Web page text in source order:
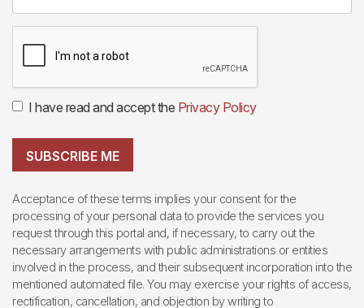
I have read and accept the Privacy Policy
SUBSCRIBE ME
Acceptance of these terms implies your consent for the
processing of your personal data to provide the services you
request through this portal and, if necessary, to carry out the
necessary arrangements with public administrations or entities
involved in the process, and their subsequent incorporation into the
mentioned automated file. You may exercise your rights of access,
rectification, cancellation, and objection by writing to